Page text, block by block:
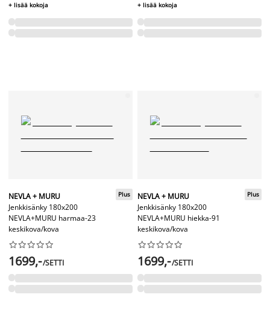
+ lisää kokoja + lisää kokoja
NEVLA + MURU
Jenkkisänky 180x200
NEVLA+MURU harmaa-23
keskikova/kova
Plus






1699,-/SETTI
NEVLA + MURU
Jenkkisänky 180x200
NEVLA+MURU hiekka-91
keskikova/kova
Plus






1699,-/SETTI